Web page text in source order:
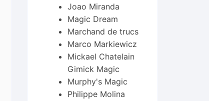
Joao Miranda
Magic Dream
Marchand de trucs
Marco Markiewicz
Mickael Chatelain
Gimick Magic
Murphy's Magic
Philippe Molina